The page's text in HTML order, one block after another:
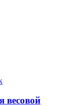
весовой